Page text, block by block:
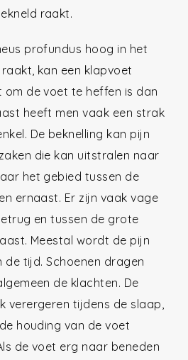
raakt.
profundus hoog in het
kan een klapvoet
de voet te heffen is dan
heeft men vaak een strak
De beknelling kan pijn
die kan uitstralen naar
het gebied tussen de
ernaast. Er zijn vaak vage
en tussen de grote
Meestal wordt de pijn
de tijd. Schoenen dragen
de klachten. De
verergeren tijdens de slaap,
houding van de voet
de voet erg naar beneden